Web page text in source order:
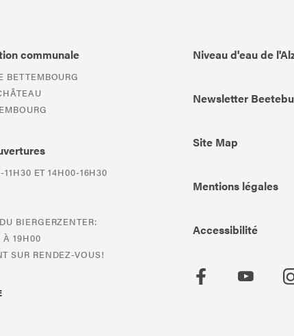
communale
BETTEMBOURG
ET 14H00-16H30
BIERGERZENTER:
À 19H00
SUR RENDEZ-VOUS!
Niveau d'eau de
Newsletter
Site Map
Mentions légales
Accessibilité